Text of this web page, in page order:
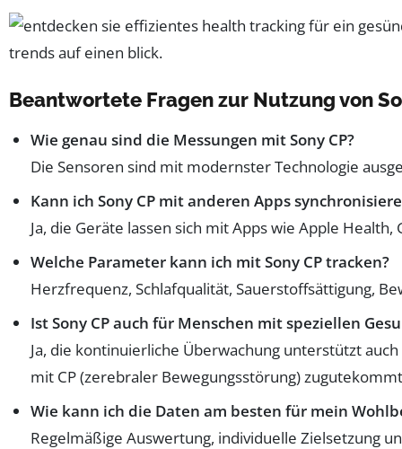
Beantwortete Fragen zur Nutzung von
Wie genau sind die Messungen mit Sony CP?
Die Sensoren sind mit modernster Technologie
Kann ich Sony CP mit anderen Apps
Ja, die Geräte lassen sich mit Apps wie Apple
Welche Parameter kann ich mit Sony CP tracken?
Herzfrequenz, Schlafqualität, Sauerstoffsättigung,
Ist Sony CP auch für Menschen mit speziellen
Ja, die kontinuierliche Überwachung unterstützt
mit CP (zerebraler Bewegungsstörung)
Wie kann ich die Daten am besten für mein
Regelmäßige Auswertung, individuelle Zielsetzung